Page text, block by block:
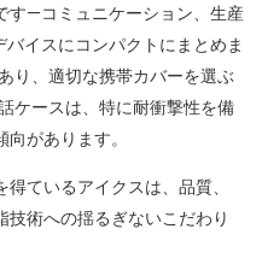
す—コミュニケーション、生産
イスにコンパクトにまとめま
り、適切な携帯カバーを選ぶ
ケースは、特に耐衝撃性を備
があります。
ているアイクスは、品質、
術への揺るぎないこだわり